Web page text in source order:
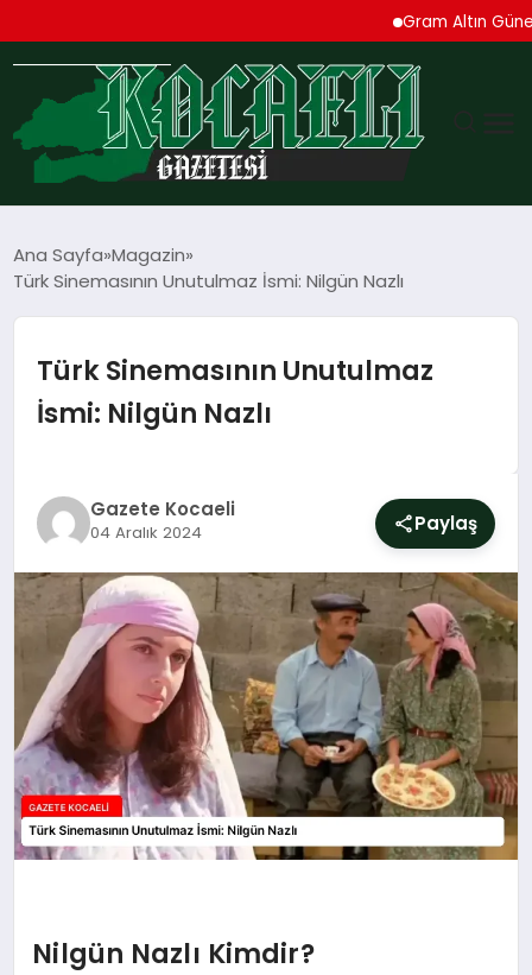
Gram Altın Güne
EKONOMI
SPOR
SIYASET
YAŞAM
DÜNYA
SAĞLIK
EĞITIM
Ana Sayfa Magazin
Türk Sinemasının Unutulmaz İsmi: Nilgün Nazlı
Türk Sinemasının Unutulmaz
İsmi: Nilgün Nazlı
Gazete Kocaeli
04 Aralık 2024 Paylaş
Nilgün Nazlı Kimdir?